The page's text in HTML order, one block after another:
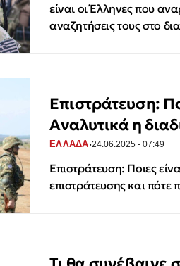
είναι οι Έλληνες που
αναζητήσεις τους στο
Επιστράτευση:
Αναλυτικά η
ΕΛΛΑΔΑ·24.06.2025 - 07:49
Επιστράτευση: Ποιες
επιστράτευσης και πότε